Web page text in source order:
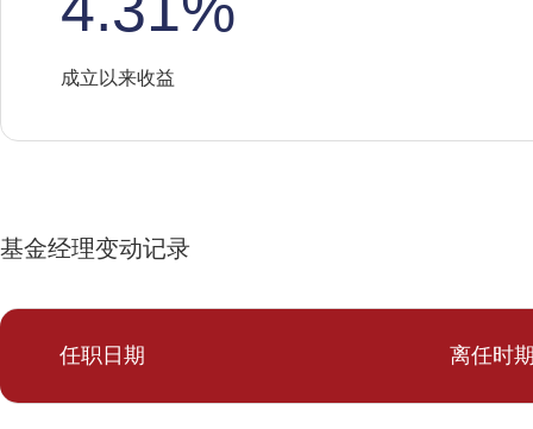
成立以来收益
基金经理变动记录
任职日期 离任时